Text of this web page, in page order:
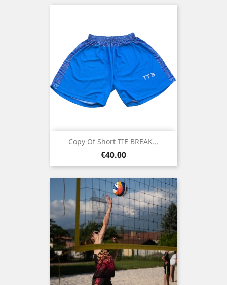
Copy Of Short TIE BREAK...
Price
€40.00